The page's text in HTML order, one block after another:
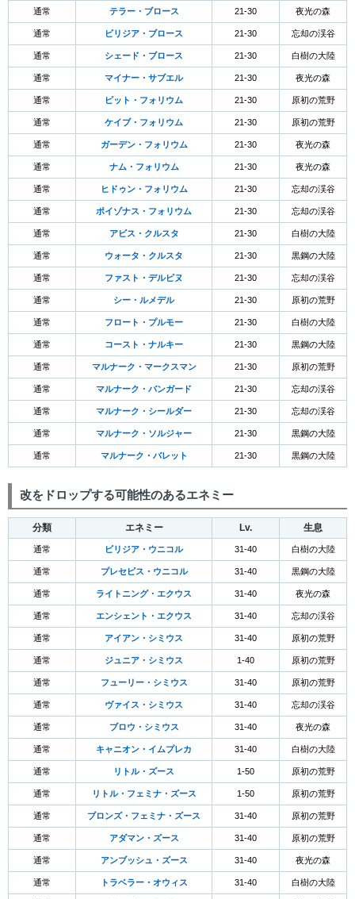
通常 テラー・ブロース 21-30 夜光の森
通常 ビリジア・ブロース 21-30 忘却の渓谷
通常 シェード・ブロース 21-30 白樹の大陸
通常 マイナー・サブエル 21-30 夜光の森
通常 ピット・フォリウム 21-30 原初の荒野
通常 ケイブ・フォリウム 21-30 原初の荒野
通常 ガーデン・フォリウム 21-30 夜光の森
通常 ナム・フォリウム 21-30 夜光の森
通常 ヒドゥン・フォリウム 21-30 忘却の渓谷
通常 ポイゾナス・フォリウム 21-30 忘却の渓谷
通常 アビス・クルスタ 21-30 白樹の大陸
通常 ウォータ・クルスタ 21-30 黒鋼の大陸
通常 ファスト・デルピヌ 21-30 忘却の渓谷
通常 シー・ルメデル 21-30 原初の荒野
通常 フロート・プルモー 21-30 白樹の大陸
通常 コースト・ナルキー 21-30 黒鋼の大陸
通常 マルナーク・マークスマン 21-30 原初の荒野
通常 マルナーク・バンガード 21-30 忘却の渓谷
通常 マルナーク・シールダー 21-30 忘却の渓谷
通常 マルナーク・ソルジャー 21-30 黒鋼の大陸
通常 マルナーク・バレット 21-30 黒鋼の大陸
改をドロップする可能性のあるエネミー
分類 エネミー Lv. 生息
通常 ビリジア・ウニコル 31-40 白樹の大陸
通常 プレセピス・ウニコル 31-40 黒鋼の大陸
通常 ライトニング・エクウス 31-40 夜光の森
通常 エンシェント・エクウス 31-40 忘却の渓谷
通常 アイアン・シミウス 31-40 原初の荒野
通常 ジュニア・シミウス 1-40 原初の荒野
通常 フューリー・シミウス 31-40 原初の荒野
通常 ヴァイス・シミウス 31-40 忘却の渓谷
通常 ブロウ・シミウス 31-40 夜光の森
通常 キャニオン・イムプレカ 31-40 白樹の大陸
通常 リトル・ズース 1-50 原初の荒野
通常 リトル・フェミナ・ズース 1-50 原初の荒野
通常 ブロンズ・フェミナ・ズース 31-40 原初の荒野
通常 アダマン・ズース 31-40 原初の荒野
通常 アンブッシュ・ズース 31-40 夜光の森
通常 トラベラー・オウィス 31-40 白樹の大陸